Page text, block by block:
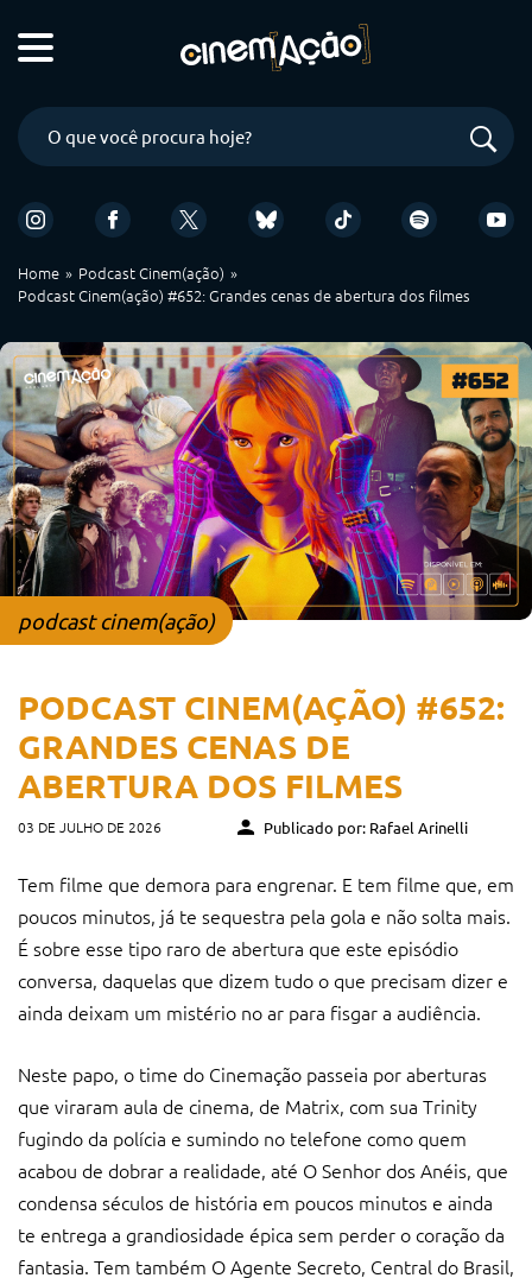
Home
Podcast Cinem(ação)
Podcast Cinem(ação) #652: Grandes cenas de abertura dos filmes
podcast cinem(ação)
PODCAST CINEM(AÇÃO) #652:
GRANDES CENAS DE
ABERTURA DOS FILMES
03 DE JULHO DE 2026 Publicado por: Rafael Arinelli
Tem filme que demora para engrenar. E tem filme que, em
poucos minutos, já te sequestra pela gola e não solta mais.
É sobre esse tipo raro de abertura que este episódio
conversa, daquelas que dizem tudo o que precisam dizer e
ainda deixam um mistério no ar para fisgar a audiência.
Neste papo, o time do Cinemação passeia por aberturas
que viraram aula de cinema, de Matrix, com sua Trinity
fugindo da polícia e sumindo no telefone como quem
acabou de dobrar a realidade, até O Senhor dos Anéis, que
condensa séculos de história em poucos minutos e ainda
te entrega a grandiosidade épica sem perder o coração da
fantasia. Tem também O Agente Secreto, Central do Brasil,